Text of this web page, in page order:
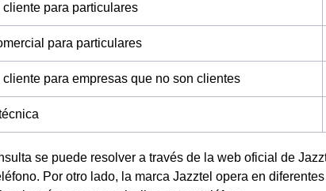
para particulares
para particulares
para empresas que no son clientes
se puede resolver a través de la web oficial de
Por otro lado, la marca Jazztel opera en